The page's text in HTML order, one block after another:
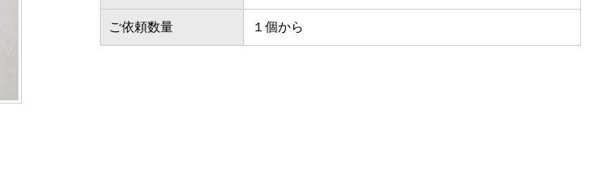
ご依頼数量 １個から